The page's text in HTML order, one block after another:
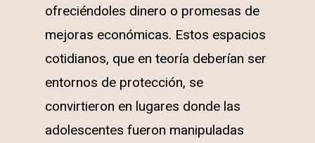
ofreciéndoles dinero o promesas de
mejoras económicas. Estos espacios
cotidianos, que en teoría deberían ser
entornos de protección, se
convirtieron en lugares donde las
adolescentes fueron manipuladas